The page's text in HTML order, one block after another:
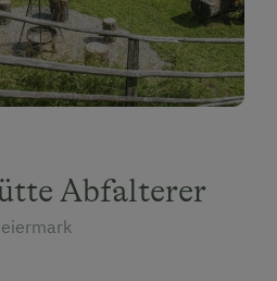
Abfalterer